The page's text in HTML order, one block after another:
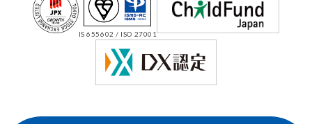
IS 655602 / ISO 27001